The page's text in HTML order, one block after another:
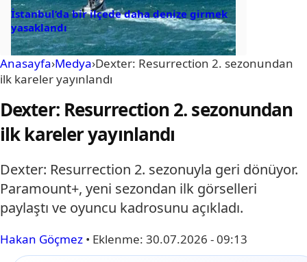
İstanbul’da bir ilçede daha denize girmek
yasaklandı
Anasayfa›Medya›Dexter: Resurrection 2. sezonundan
ilk kareler yayınlandı
Dexter: Resurrection 2. sezonundan
ilk kareler yayınlandı
Dexter: Resurrection 2. sezonuyla geri dönüyor.
Paramount+, yeni sezondan ilk görselleri
paylaştı ve oyuncu kadrosunu açıkladı.
Hakan Göçmez • Eklenme: 30.07.2026 - 09:13